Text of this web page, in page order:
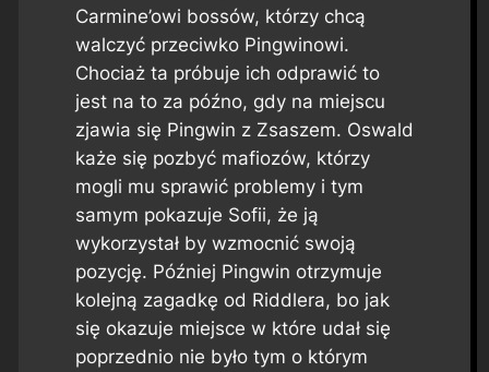
Carmine’owi bossów, którzy chcą
walczyć przeciwko Pingwinowi.
Chociaż ta próbuje ich odprawić to
jest na to za późno, gdy na miejscu
zjawia się Pingwin z Zsaszem. Oswald
każe się pozbyć mafiozów, którzy
mogli mu sprawić problemy i tym
samym pokazuje Sofii, że ją
wykorzystał by wzmocnić swoją
pozycję. Później Pingwin otrzymuje
kolejną zagadkę od Riddlera, bo jak
się okazuje miejsce w które udał się
poprzednio nie było tym o którym